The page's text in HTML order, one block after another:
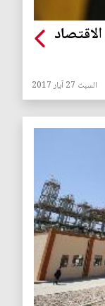
السبت 27 آيار 2017